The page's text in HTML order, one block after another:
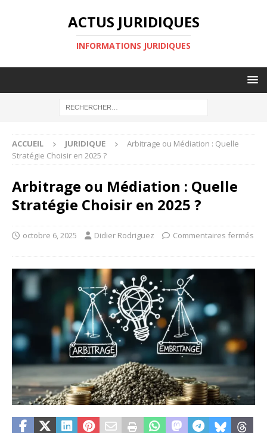
ACTUS JURIDIQUES
INFORMATIONS JURIDIQUES
ACCUEIL JURIDIQUE
Arbitrage ou Médiation : Quelle
Stratégie Choisir en 2025 ?
Arbitrage ou Médiation : Quelle
Stratégie Choisir en 2025 ?
octobre 6, 2025 Didier Rodriguez Commentaires fermés